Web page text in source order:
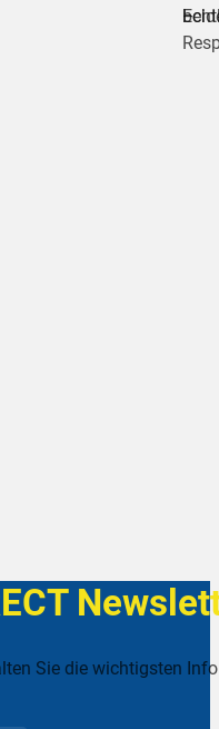
–
Sie die wichtigsten